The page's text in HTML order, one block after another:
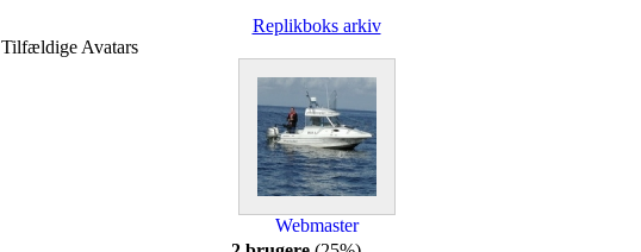
Replikboks arkiv
Tilfældige Avatars
Webmaster